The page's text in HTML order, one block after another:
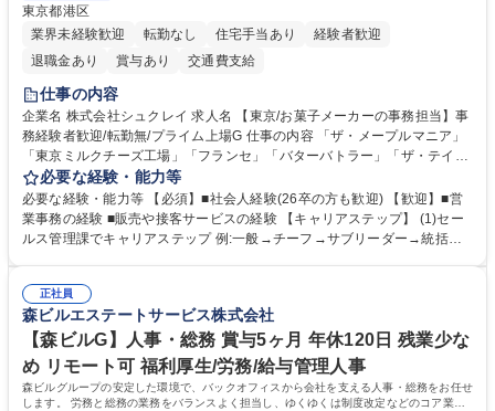
東京都港区
業界未経験歓迎
転勤なし 住宅手当あり
経験者歓迎
退職金あり
賞与あり 交通費支給
仕事の内容
企業名 株式会社シュクレイ 求人名 【東京/お菓子メーカーの事務担当】事
務経験者歓迎/転勤無/プライム上場G 仕事の内容 「ザ・メープルマニア」
「東京ミルクチーズ工場」「フランセ」「バターバトラー」「ザ・テイラ
ー」「DROOLY」等のブランドを多数展開する当社にて、オリジナル菓子
ブランド商品の事務業務をお任せいたします。 【具体的な業務内容】 ■店
舗からの発注受付/PC入力業務 ■受電対応(社内/社外) ■商品のマスター登
録 ■日々の売上抽出・報告 ■提携企業への書類送付業務 ■契約書管理業務
必要な経験・能力等
必要な経験・能力等 【必須】■社会人経験(26卒の方も歓迎) 【歓迎】■営
業事務の経験 ■販売や接客サービスの経験 【キャリアステップ】 (1)セー
ルス管理課でキャリアステップ 例:一般→チーフ→サブリーダー→統括リ
や個別面談を通してご自身のキャリアと向き合っていただき、会社として
もバックアップしていきます。 学歴・資格 学歴：大学院 大学 高専 短大
専修学校 高校 語学力： 資格：
正社員
森ビルエステートサービス株式会社
【森ビルG】人事・総務 賞与5ヶ月 年休120日 残業少な
め リモート可 福利厚生/労務/給与管理人事
森ビルグループの安定した環境で、バックオフィスから会社を支える人事・総務をお任せ
します。 労務と総務の業務をバランスよく担当し、ゆくゆくは制度改定などのコア業務